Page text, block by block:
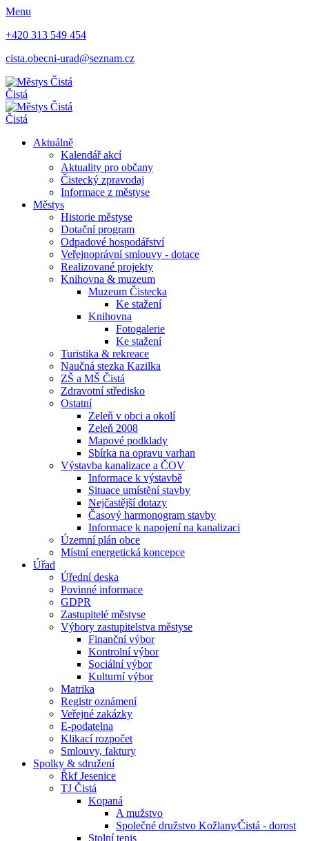
Menu
+420 313 549 454
cista.obecni-urad@seznam.cz
Čistá
Čistá
Aktuálně
Kalendář akcí
Aktuality pro občany
Čistecký zpravodaj
Informace z městyse
Městys
Historie městyse
Dotační program
Odpadové hospodářství
Veřejnoprávní smlouvy - dotace
Realizované projekty
Knihovna & muzeum
Muzeum Čistecka
Ke stažení
Knihovna
Fotogalerie
Ke stažení
Turistika & rekreace
Naučná stezka Kazilka
ZŠ a MŠ Čistá
Zdravotní středisko
Ostatní
Zeleň v obci a okolí
Zeleň 2008
Mapové podklady
Sbírka na opravu varhan
Výstavba kanalizace a ČOV
Informace k výstavbě
Situace umístění stavby
Nejčastější dotazy
Časový harmonogram stavby
Informace k napojení na kanalizaci
Územní plán obce
Místní energetická koncepce
Úřad
Úřední deska
Povinné informace
GDPR
Zastupitelé městyse
Výbory zastupitelstva městyse
Finanční výbor
Kontrolní výbor
Sociální výbor
Kulturní výbor
Matrika
Registr oznámení
Veřejné zakázky
E-podatelna
Klikací rozpočet
Smlouvy, faktury
Spolky & sdružení
Řkf Jesenice
TJ Čistá
Kopaná
A mužstvo
Společné družstvo Kožlany⁄Čistá - dorost
Stolní tenis